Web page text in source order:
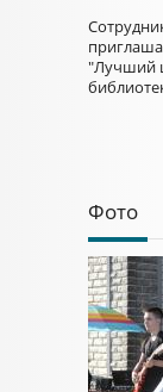
"Лучший
Фото